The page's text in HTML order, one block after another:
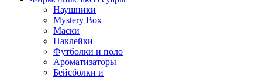
Наушники
Mystery Box
Маски
Наклейки
Футболки и поло
Ароматизаторы
Бейсболки и